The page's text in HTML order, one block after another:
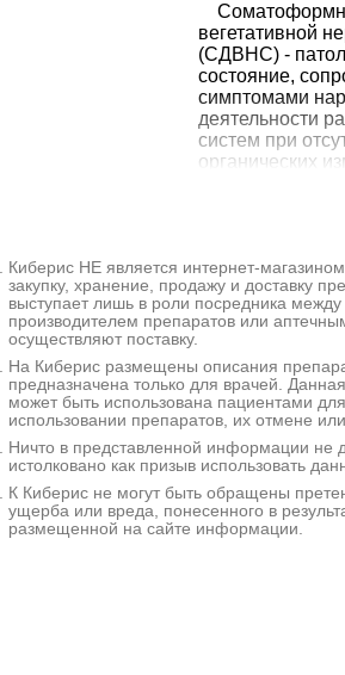
МЕДСИ на Ленинском
Москва, Ленинский пр-т, д. 20,
+7(495
Благовещенском переулке
Москва, Благовещенский пер., д.
6, стр. 1
+7(495
Ещё 591 клинику
вегетативной
(СДВНС) -
состояние,
симптомами
деятельности
систем при
органических
возрасте.
сердца,
колебания АД,
затруднение
нарушения
другие
выставляется
органической
Киберис НЕ является интернет-
закупку, хранение, продажу и доставку
выступает лишь в роли посредника
производителем препаратов или
осуществляют поставку.
На Киберис размещены описания
предназначена только для врачей.
может быть использована пациентами
использовании препаратов, их отмене
Ничто в представленной информации не
истолковано как призыв использовать
К Киберис не могут быть обращены
ущерба или вреда, понесенного в
размещенной на сайте информации.